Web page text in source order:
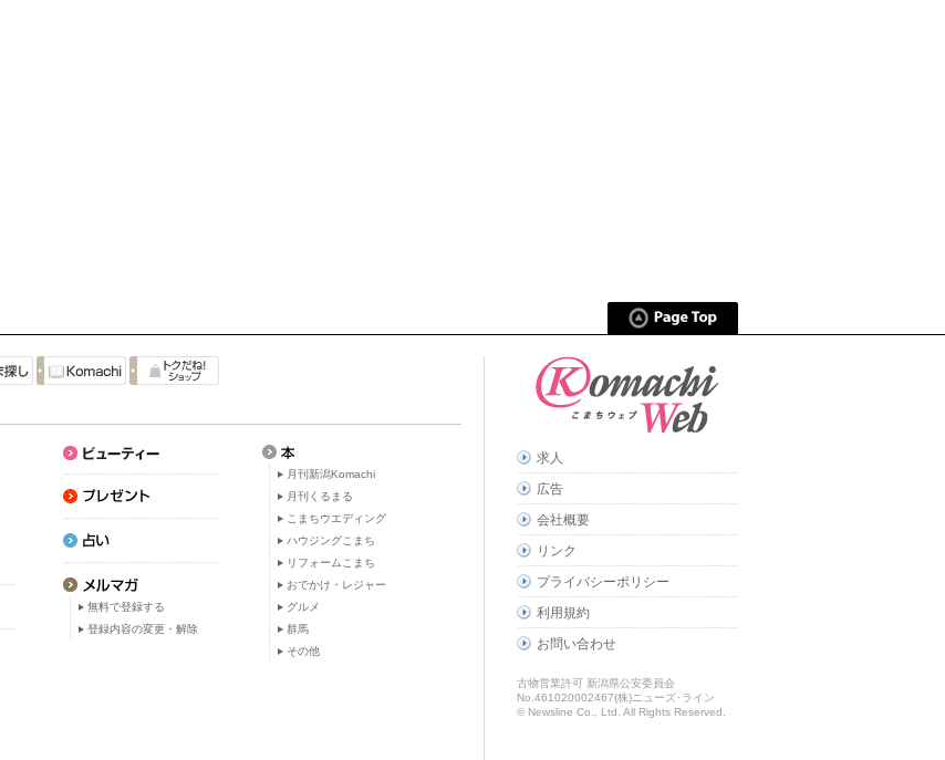
無料で登録する
登録内容の変更・解除
月刊新潟Komachi
月刊くるまる
こまちウエディング
ハウジングこまち
リフォームこまち
おでかけ・レジャー
グルメ
群馬
その他
求人
広告
会社概要
リンク
プライバシーポリシー
利用規約
お問い合わせ
古物営業許可 新潟県公安委員会
No.461020002467(株)ニューズ･ライン
© Newsline Co., Ltd. All Rights Reserved.